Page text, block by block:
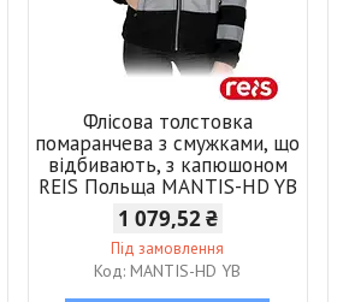
Флісова толстовка
помаранчева з смужками, що
відбивають, з капюшоном
REIS Польща MANTIS-HD YB
1 079,52 ₴
Під замовлення
MANTIS-HD YB